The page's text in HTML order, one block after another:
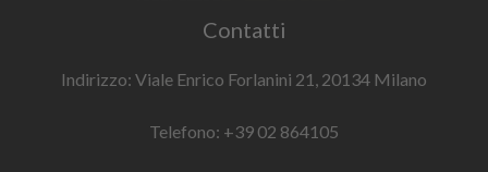
Contatti
Indirizzo: Viale Enrico Forlanini 21, 20134 Milano
Telefono: +39 02 864105